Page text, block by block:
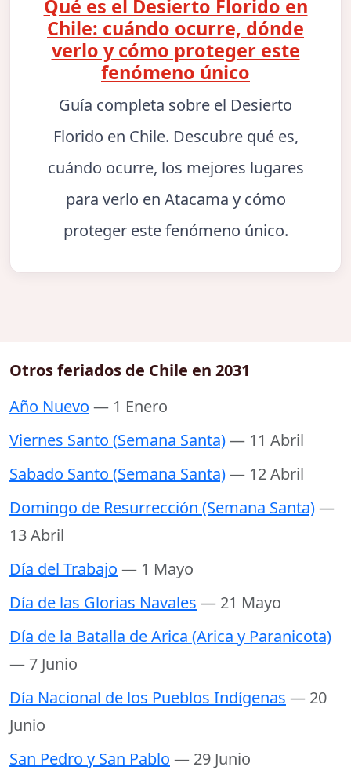
Qué es el Desierto Florido en
Chile: cuándo ocurre, dónde
verlo y cómo proteger este
fenómeno único
Guía completa sobre el Desierto
Florido en Chile. Descubre qué es,
cuándo ocurre, los mejores lugares
para verlo en Atacama y cómo
proteger este fenómeno único.
Otros feriados de Chile en 2031
Año Nuevo — 1 Enero
Viernes Santo (Semana Santa)— 11 Abril
Sabado Santo (Semana Santa)— 12 Abril
Domingo de Resurrección (Semana Santa)—
13 Abril
Día del Trabajo — 1 Mayo
Día de las Glorias Navales — 21 Mayo
Día de la Batalla de Arica (Arica y Paranicota)
— 7 Junio
Día Nacional de los Pueblos Indígenas — 20
Junio
San Pedro y San Pablo — 29 Junio